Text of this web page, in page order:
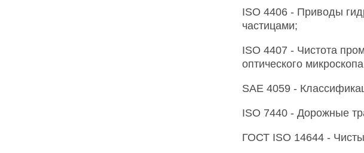
ISO 4406 - Приводы
частицами;
ISO 4407 - Чистота
оптического
SAE 4059 -
ISO 7440 - Дорожные
ГОСТ ISO 14644 -